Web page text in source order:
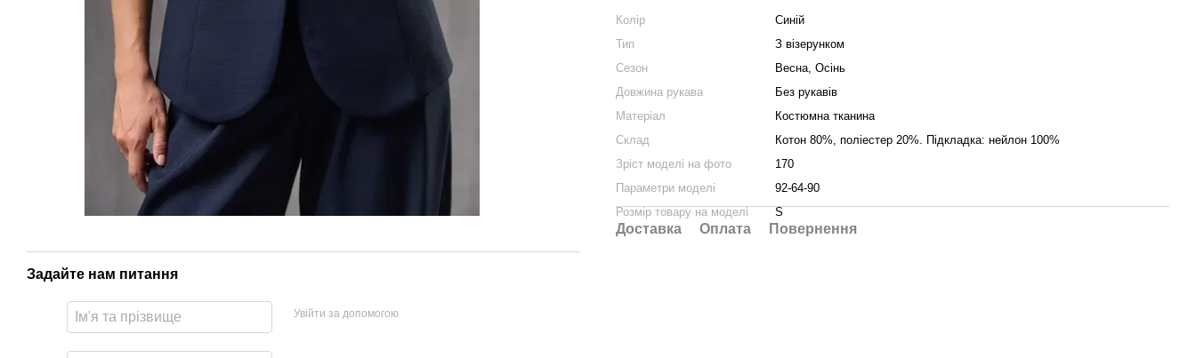
Задайте нам питання
Увійти за допомогою
Колір
Синій
Тип
З візерунком
Сезон
Весна, Осінь
Довжина рукава
Без рукавів
Матеріал
Костюмна тканина
Склад
Котон 80%, поліестер 20%. Підкладка: нейлон 100%
Зріст моделі на фото
170
Параметри моделі
92-64-90
Розмір товару на моделі
S
Доставка Оплата Повернення